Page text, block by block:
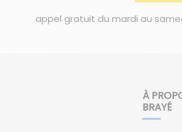
appel gratuit du mardi au
À
BRAYÉ